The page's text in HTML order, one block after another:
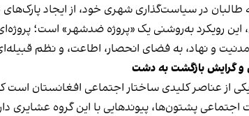
در سیاست‌گذاری شهری خود، از ایجاد
این رویکرد به‌روشنی یک «پروژه ضدشهر» است؛
و نهاد، به فضای انحصار، اطاعت، و نظم
و گرایش بازگشت به دشت
از عناصر کلیدی ساختار اجتماعی افغانستان